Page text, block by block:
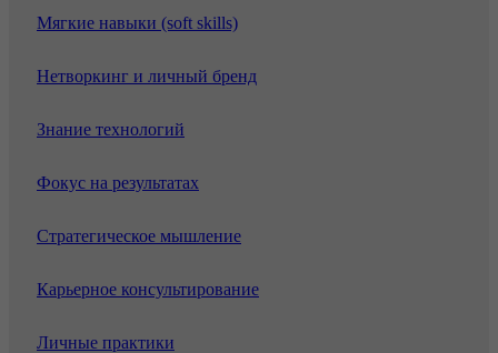
Мягкие навыки (soft skills)
Нетворкинг и личный бренд
Знание технологий
Фокус на результатах
Стратегическое мышление
Карьерное консультирование
Личные практики